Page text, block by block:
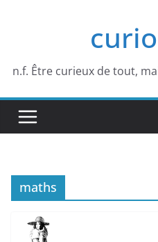
n.f. Être curieux de tout,
maths